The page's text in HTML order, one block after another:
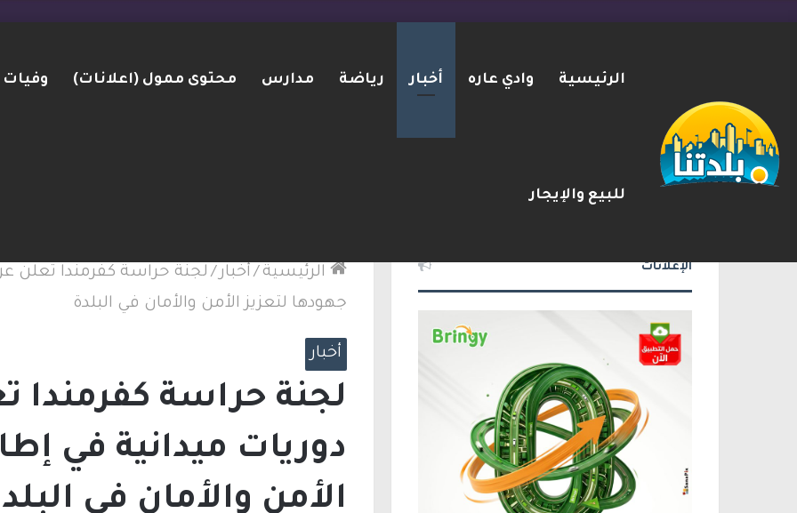
الرئيسية وادي عاره أخبار رياضة مدارس محتوى ممول (اعلانات) وفيات
للبيع والإيجار
2026-08-07 شريط الأخبار ترامب: أشارك شخصيًا في مفاوضات مضيق هرمز.. والاتفاق قد يُنجز قريبًا
الرئيسية / أخبار / لجنة حراسة كفرمندا تعلن
جهودها لتعزيز الأمن والأمان في البلدة
أخبار
لجنة حراسة كفرمندا
دوريات ميدانية في
الأمن والأمان في
الإعلانات